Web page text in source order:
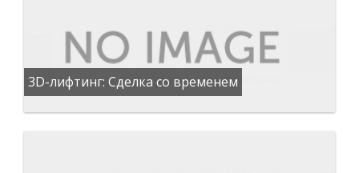
3D-лифтинг: Сделка со временем